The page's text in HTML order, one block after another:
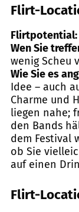
Flirt-
Flirtpotential:
Wen Sie
wenig Scheu
Wie Sie es
Idee – auch
Charme und
liegen nahe;
den Bands
dem Festival
ob Sie
auf einen
Flirt-